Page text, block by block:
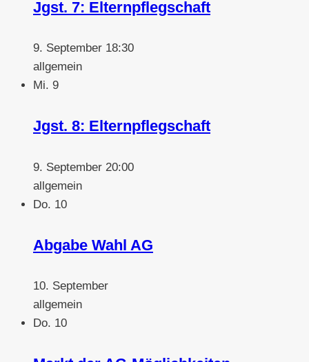
Jgst. 7: Elternpflegschaft
9. September 18:30
allgemein
Mi. 9
Jgst. 8: Elternpflegschaft
9. September 20:00
allgemein
Do. 10
Abgabe Wahl AG
10. September
allgemein
Do. 10